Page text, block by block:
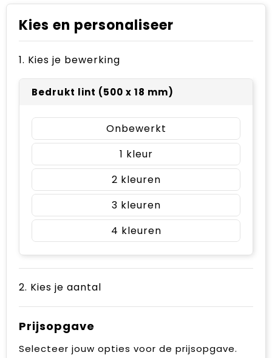
Kies en personaliseer
1. Kies je bewerking
Bedrukt lint (500 x 18 mm)
Onbewerkt
1
2
3
4
2. Kies je aantal
Prijsopgave
Selecteer jouw opties voor de prijsopgave.